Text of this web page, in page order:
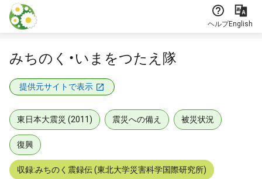
本文に飛ぶ
ヘルプEnglish
みちのく・いまをつたえ隊
提供元サイトで表示
東日本大震災 (2011) 震災への備え 被災状況
復興
収録:みちのく震録伝 (東北大学災害科学国際研究所)